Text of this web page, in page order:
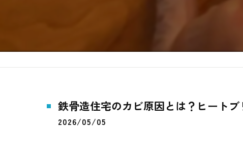
鉄骨造住宅のカビ原因とは？ヒート
2026/05/05